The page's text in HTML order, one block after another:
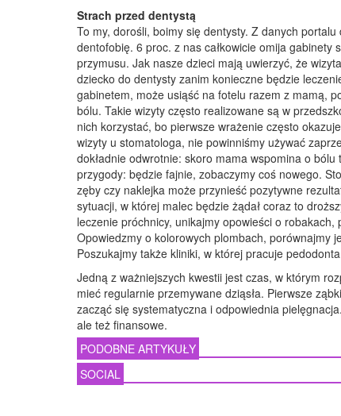
Strach przed dentystą
To my, dorośli, boimy się dentysty. Z danych
dentofobię. 6 proc. z nas całkowicie omija
przymusu. Jak nasze dzieci mają uwierzyć, że
dziecko do dentysty zanim konieczne będzie
gabinetem, może usiąść na fotelu razem z mamą,
bólu. Takie wizyty często realizowane są w
nich korzystać, bo pierwsze wrażenie często
wizyty u stomatologa, nie powinniśmy używać
dokładnie odwrotnie: skoro mama wspomina o
przygody: będzie fajnie, zobaczymy coś nowego.
zęby czy naklejka może przynieść pozytywne
sytuacji, w której malec będzie żądał coraz to
leczenie próchnicy, unikajmy opowieści o
Opowiedzmy o kolorowych plombach, porównajmy
Poszukajmy także kliniki, w której pracuje
Jedną z ważniejszych kwestii jest czas, w którym
mieć regularnie przemywane dziąsła. Pierwsze
zacząć się systematyczna i odpowiednia
ale też finansowe.
PODOBNE ARTYKUŁY
SOCIAL